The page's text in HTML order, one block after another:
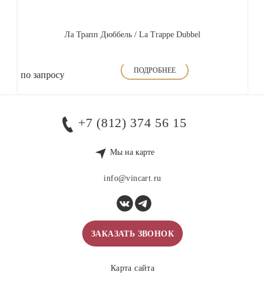
Ла Трапп Дюббель / La Trappe Dubbel
по запросу ПОДРОБНЕЕ
+7 (812) 374 56 15
Мы на карте
info@vincart.ru
ЗАКАЗАТЬ ЗВОНОК
Карта сайта